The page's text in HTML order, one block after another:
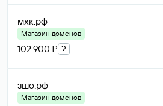
мхк.рф
Магазин доменов
102 900 ₽ ?
зшо.рф
Магазин доменов